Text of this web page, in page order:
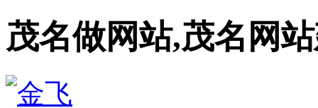
茂名做网站,茂名网